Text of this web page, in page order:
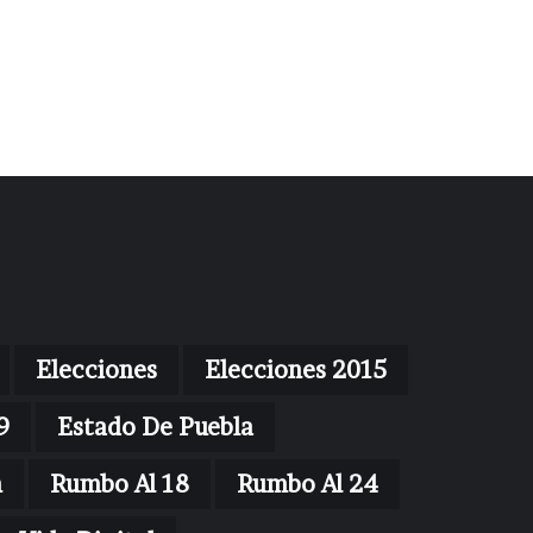
Elecciones
Elecciones 2015
Estado De Puebla
Rumbo Al 18
Rumbo Al 24